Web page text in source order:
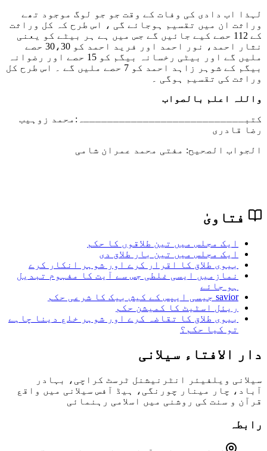
لہذا اب دادی کی وفات کے وقت جو جو لوگ موجود تھے
وراثت ان میں تقسیم ہوجائے گی ، اس طرح کہ کل وراثت
کے 112 حصے کیے جائیں گے جس میں ہے ہر بیٹے کو یعنی
نثار احمد، نور احمد اور فرید احمد کو 30،30 حصے
ملیں گے اور بیٹی رخسانہ بیگم کو 15 حصے اور رضوانہ
بیگم کے شوہر زاہد احمد کو 7 حصے ملیں گے ۔ اس طرح کل
وراثت کی تقسیم ہوگی ۔
واللہ اعلم بالصواب
کتبـــــــــــــــــــــــــــہ:محمد زوہیب
رضا قادری
الجواب الصحیح: مفتی محمد عمران شامی
فتاویٰ
ایک مجلس میں تین طلاقوں کا حکم
ایک مجلس میں تین بار طلاق دی
بیوی طلاق کا اقرار کرے اور شوہر انکار کرے
نمازمیں ایسی غلطی جس سے آیت کا مفہوم تبدیل
ہو جائے
savior جیسی ایپس کے کیش بیک کا شرعی حکم
ریئل اسٹیٹ کا کمیشن حکم
بیوی طلاق کا تقاضہ کرے اور شوہر خلع دینا چاہے
تو کیا حکم؟
دار الافتاء سیلانی
سیلانی ویلفیئر انٹرنیشنل ٹرسٹ کراچی، بہادر
آباد، چار مینار چورنگی، ہیڈ آفس سیلانی میں واقع
قرآن و سنت کی روشنی میں اسلامی رہنمائی
رابطہ